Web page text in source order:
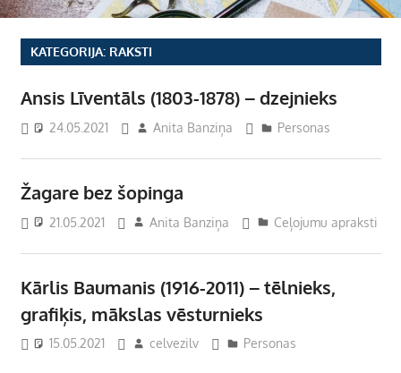
KATEGORIJA: RAKSTI
Ansis Līventāls (1803-1878) – dzejnieks
24.05.2021 Anita Banziņa Personas
Žagare bez šopinga
21.05.2021 Anita Banziņa Ceļojumu apraksti
Kārlis Baumanis (1916-2011) – tēlnieks,
grafiķis, mākslas vēsturnieks
15.05.2021 celvezilv Personas